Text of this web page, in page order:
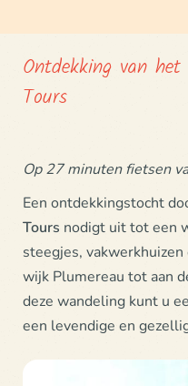
Ontdekking van
Tours
Op 27 minuten fietsen
Een ontdekkingstocht
Tours nodigt uit tot een
steegjes,
wijk Plumereau tot aan
deze wandeling kunt u
een levendige en